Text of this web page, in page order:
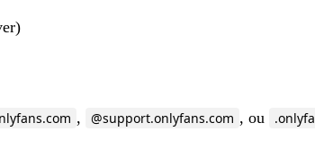
, @support.onlyfans.com , ou